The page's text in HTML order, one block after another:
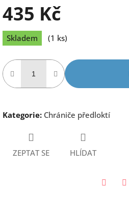
435 Kč
Měrná
cena:
Skladem (1 ks)
Kategorie: Chrániče předloktí
ZEPTAT SE HLÍDAT